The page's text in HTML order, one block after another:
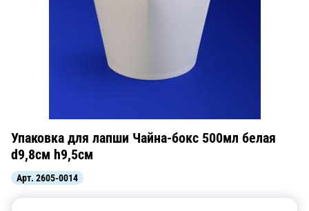
Упаковка для лапши Чайна-бокс 500мл белая
d9,8см h9,5см
Арт. 2605-0014